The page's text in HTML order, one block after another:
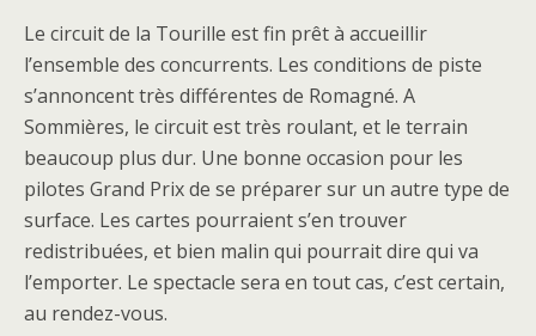
Le circuit de la Tourille est fin prêt à accueillir
l’ensemble des concurrents. Les conditions de piste
s’annoncent très différentes de Romagné. A
Sommières, le circuit est très roulant, et le terrain
beaucoup plus dur. Une bonne occasion pour les
pilotes Grand Prix de se préparer sur un autre type de
surface. Les cartes pourraient s’en trouver
redistribuées, et bien malin qui pourrait dire qui va
l’emporter. Le spectacle sera en tout cas, c’est certain,
au rendez-vous.